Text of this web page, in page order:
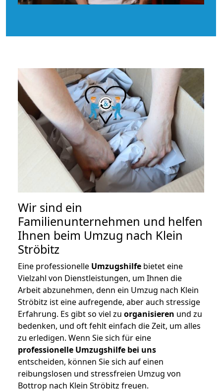
Wir sind ein
Familienunternehmen und helfen
Ihnen beim Umzug nach Klein
Ströbitz
Eine professionelle Umzugshilfe bietet eine
Vielzahl von Dienstleistungen, um Ihnen die
Arbeit abzunehmen, denn ein Umzug nach Klein
Ströbitz ist eine aufregende, aber auch stressige
Erfahrung. Es gibt so viel zu organisieren und zu
bedenken, und oft fehlt einfach die Zeit, um alles
zu erledigen. Wenn Sie sich für eine
professionelle Umzugshilfe bei uns
entscheiden, können Sie sich auf einen
reibungslosen und stressfreien Umzug von
Bottrop nach Klein Ströbitz freuen.